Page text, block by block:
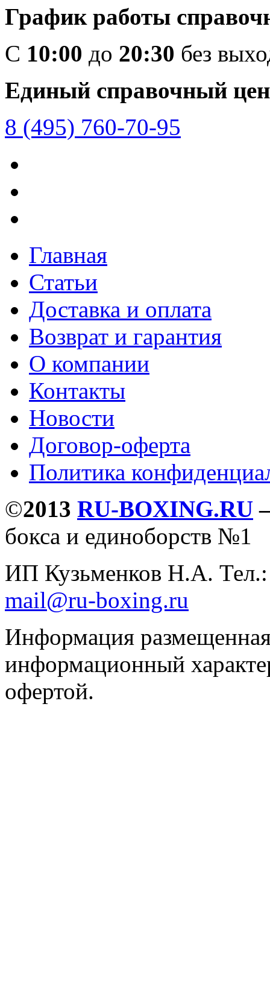
График работы
C 10:00 до 20:30 без
Единый справочный
8 (495) 760-70-95
Главная
Статьи
Доставка и оплата
Возврат и гарантия
О компании
Контакты
Новости
Договор-оферта
Политика
©2013 RU-BOXING.RU
бокса и единоборств №1
ИП Кузьменков Н.А.
mail@ru-boxing.ru
Информация
информационный
офертой.